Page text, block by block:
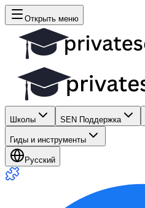
Открыть меню
Школы SEN Поддержка
Гиды и инструменты
Русский